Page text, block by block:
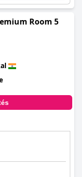
Room 5